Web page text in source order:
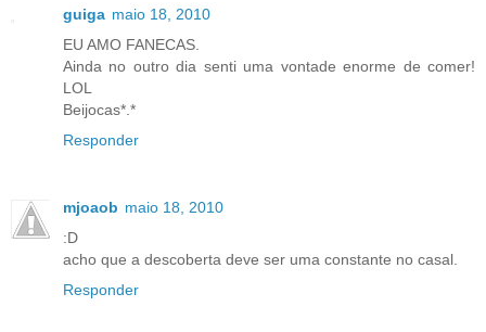
guiga maio 18, 2010
EU AMO FANECAS.
Ainda no outro dia senti uma vontade enorme de comer!
LOL
Beijocas*.*
Responder
mjoaob maio 18, 2010
:D
acho que a descoberta deve ser uma constante no casal.
Responder